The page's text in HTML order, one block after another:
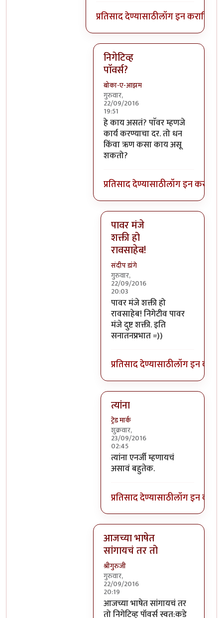
प्रतिसाद देण्यासाठीलॉग इन कराकिंवा
निगेटिव्ह
पाॅवर्स?
बोका-ए-आझम
गुरुवार,
22/09/2016
19:51
In reply toआजच्या भाषेत सांगायचं
हे काय असतं? पाॅवर म्हणजे
कार्य करण्याचा दर. तो धन
किंवा ऋण कसा काय असू
शकतो?
प्रतिसाद देण्यासाठीलॉग इन करा
पावर मंजे
शक्ती हो
रावसाहेब!
संदीप डांगे
गुरुवार,
22/09/2016
20:03
In reply toनिगेटिव्ह पाॅवर्स?
पावर मंजे शक्ती हो
रावसाहेब! निगेटीव पावर
मंजे दुष्ट शक्ती. इति
सनातनप्रभात =))
प्रतिसाद देण्यासाठीलॉग इन करा
त्यांना
ट्रेड मार्क
शुक्रवार,
23/09/2016
02:45
In reply toनिगेटिव्ह पाॅवर्स?
त्यांना एनर्जी म्हणायचं
असावं बहुतेक.
प्रतिसाद देण्यासाठीलॉग इन करा
आजच्या भाषेत
सांगायचं तर तो
श्रीगुरुजी
गुरुवार,
22/09/2016
20:19
In reply toआजच्या भाषेत सांगायचं
आजच्या भाषेत सांगायचं तर
तो निगेटिव्ह पॉवर्स स्वत:कडे